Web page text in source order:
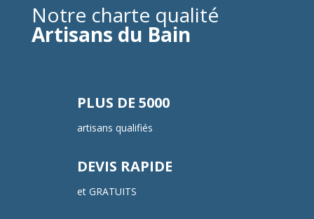
Notre charte qualité
Artisans du Bain
PLUS DE 5000
artisans qualifiés
DEVIS RAPIDE
et GRATUITS